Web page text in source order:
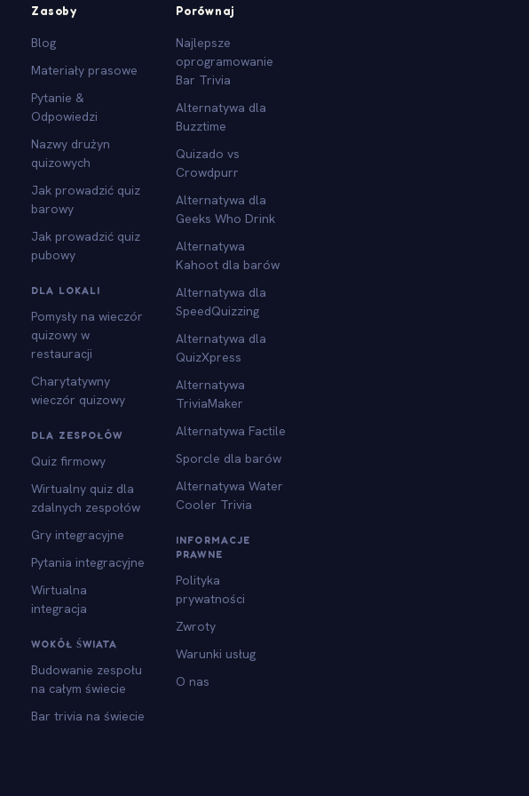
Zasoby
Blog
Materiały prasowe
Pytanie &
Odpowiedzi
Nazwy drużyn
quizowych
Jak prowadzić quiz
barowy
Jak prowadzić quiz
pubowy
DLA LOKALI
Pomysły na wieczór
quizowy w
restauracji
Charytatywny
wieczór quizowy
DLA ZESPOŁÓW
Quiz firmowy
Wirtualny quiz dla
zdalnych zespołów
Gry integracyjne
Pytania integracyjne
Wirtualna
integracja
WOKÓŁ ŚWIATA
Budowanie zespołu
na całym świecie
Bar trivia na świecie
Porównaj
Najlepsze
oprogramowanie
Bar Trivia
Alternatywa dla
Buzztime
Quizado vs
Crowdpurr
Alternatywa dla
Geeks Who Drink
Alternatywa
Kahoot dla barów
Alternatywa dla
SpeedQuizzing
Alternatywa dla
QuizXpress
Alternatywa
TriviaMaker
Alternatywa Factile
Sporcle dla barów
Alternatywa Water
Cooler Trivia
INFORMACJE
PRAWNE
Polityka
prywatności
Zwroty
Warunki usług
O nas